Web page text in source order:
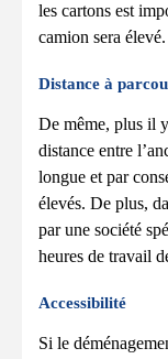
les cartons est
camion sera élevé.
Distance à
De même, plus il
distance entre
longue et par
élevés. De plus,
par une société
heures de travail
Accessibilité
Si le